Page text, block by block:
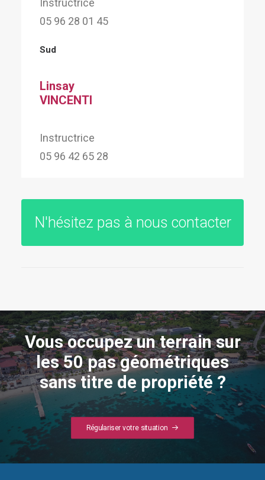
Instructrice
05 96 28 01 45
Sud
Linsay
VINCENTI
Instructrice
05 96 42 65 28
N'hésitez pas à nous contacter
Vous occupez un terrain sur
les 50 pas géométriques
sans titre de propriété ?
Régulariser votre situation